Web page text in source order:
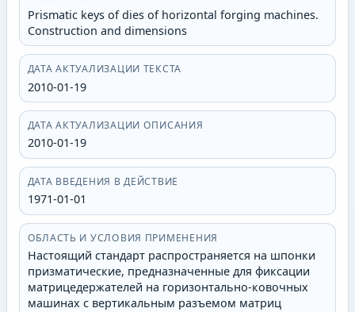
Prismatic keys of dies of horizontal forging machines.
Construction and dimensions
ДАТА АКТУАЛИЗАЦИИ ТЕКСТА
2010-01-19
ДАТА АКТУАЛИЗАЦИИ ОПИСАНИЯ
2010-01-19
ДАТА ВВЕДЕНИЯ В ДЕЙСТВИЕ
1971-01-01
ОБЛАСТЬ И УСЛОВИЯ ПРИМЕНЕНИЯ
Настоящий стандарт распространяется на шпонки
призматические, предназначенные для фиксации
матрицедержателей на горизонтально-ковочных
машинах с вертикальным разъемом матриц